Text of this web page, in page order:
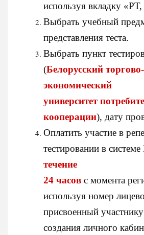
используя вкладку «РТ,
Выбрать учебный
представления теста.
Выбрать пункт
(Белорусский торгово-
экономический
университет
кооперации), дату
Оплатить участие в
тестировании в
течениe
24 часов с момента
используя номер
присвоенный
создания личного